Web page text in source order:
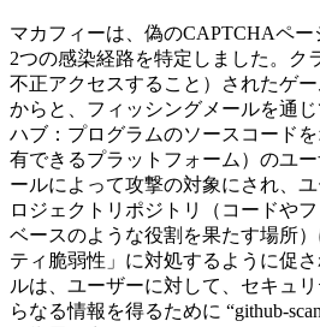
マカフィーは、偽のCAPTCHAペ
2つの感染経路を特定しました。ク
不正アクセスすること）されたゲ
からと、フィッシングメールを通
ハブ：プログラムのソースコード
有できるプラットフォーム）のユ
ールによって攻撃の対象にされ、
ロジェクトリポジトリ（コードや
ベースのような役割を果たす場所
ティ脆弱性」に対処するように促
ルは、ユーザーに対して、セキュ
らなる情報を得るために “github-